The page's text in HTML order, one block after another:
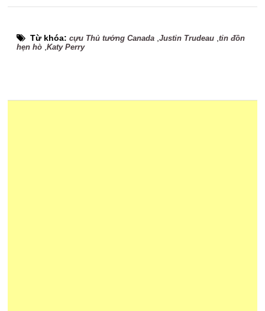
Từ khóa:cựu Thủ tướng Canada ,Justin Trudeau ,tin đồn
hẹn hò ,Katy Perry